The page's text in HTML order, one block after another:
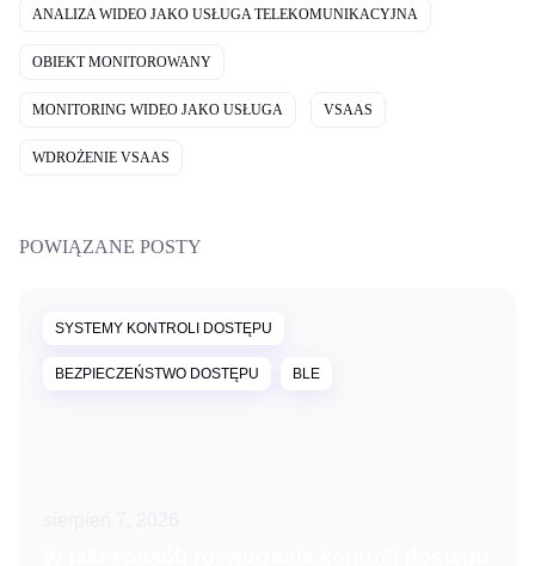
ANALIZA WIDEO JAKO USŁUGA TELEKOMUNIKACYJNA
OBIEKT MONITOROWANY
MONITORING WIDEO JAKO USŁUGA VSAAS
WDROŻENIE VSAAS
POWIĄZANE POSTY
SYSTEMY KONTROLI DOSTĘPU
BEZPIECZEŃSTWO DOSTĘPU BLE